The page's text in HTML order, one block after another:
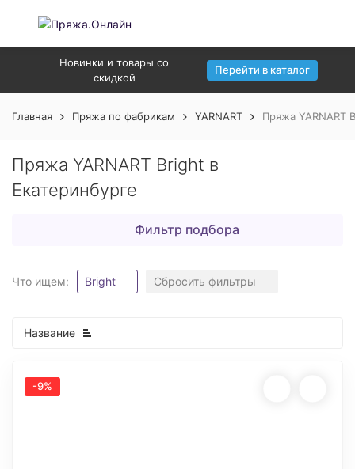
Новинки и товары со
скидкой
Перейти в каталог
Главная Пряжа по фабрикам YARNART Пряжа YARNART
Пряжа YARNART Bright в
Екатеринбурге
Фильтр подбора
Что ищем: Bright Сбросить фильтры
Название
-9%